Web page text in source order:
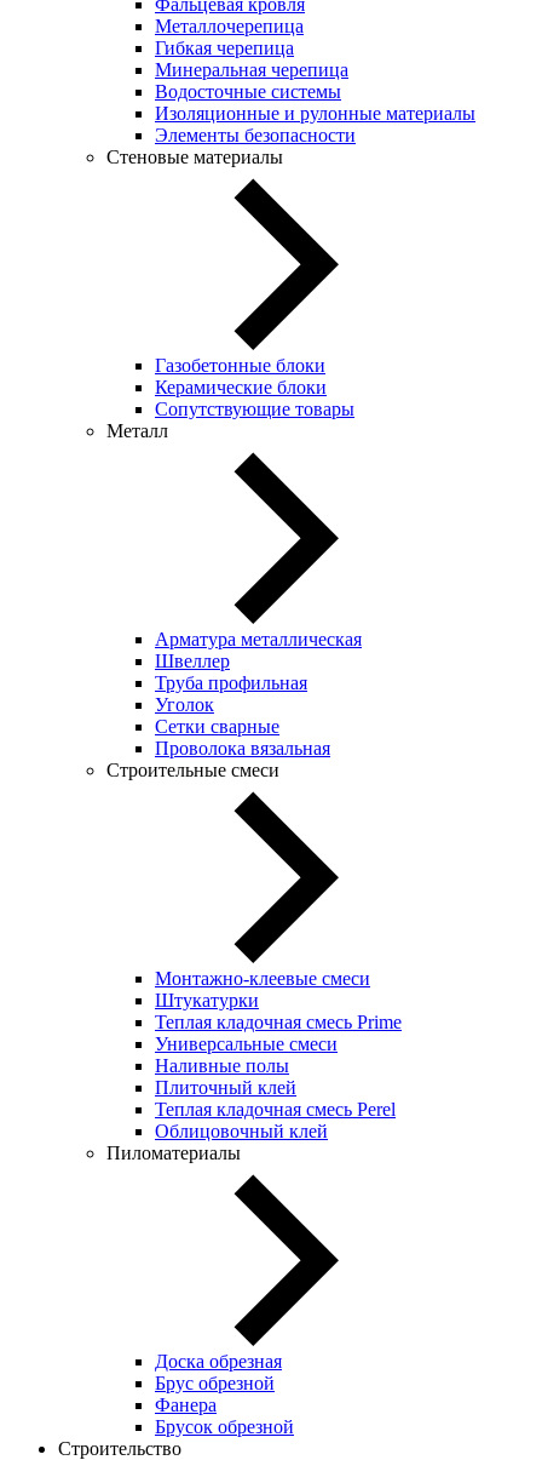
Металлочерепица
Гибкая черепица
Минеральная черепица
Водосточные системы
Изоляционные и рулонные материалы
Элементы безопасности
Стеновые материалы
Газобетонные блоки
Керамические блоки
Сопутствующие товары
Металл
Арматура металлическая
Швеллер
Труба профильная
Уголок
Сетки сварные
Проволока вязальная
Строительные смеси
Монтажно-клеевые смеси
Штукатурки
Теплая кладочная смесь Prime
Универсальные смеси
Наливные полы
Плиточный клей
Теплая кладочная смесь Perel
Облицовочный клей
Пиломатериалы
Доска обрезная
Брус обрезной
Фанера
Брусок обрезной
Строительство